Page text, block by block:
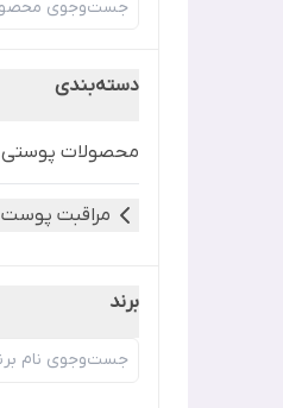
دسته‌بندی
محصولات پوستی
مراقبت پوست
برند